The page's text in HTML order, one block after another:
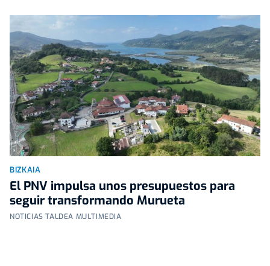
BIZKAIA
El PNV impulsa unos presupuestos para
seguir transformando Murueta
NOTICIAS TALDEA MULTIMEDIA